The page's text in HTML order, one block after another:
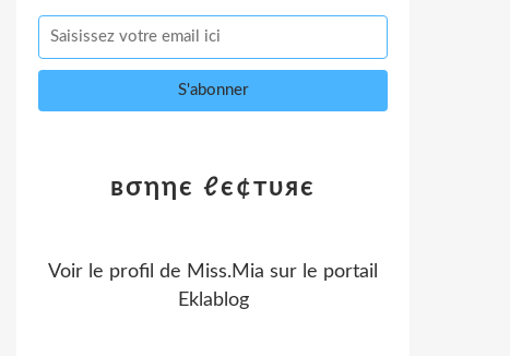
вσηηє ℓє¢тυяє
Voir le profil de Miss.Mia sur le portail
Eklablog